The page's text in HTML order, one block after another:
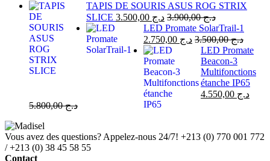
TAPIS DE SOURIS ASUS ROG STRIX
SLICE
د.ج د.ج3.900,00
LED Promate SolarTrail-1
د.ج
د.ج3.500,00
LED Promate
Beacon-3
Multifonctions
étanche IP65
د.ج
د.ج5.800,00
Vous avez des questions? Appelez-nous 24/7! +213 (0) 770 001 772
/ +213 (0) 38 45 58 55
Contact